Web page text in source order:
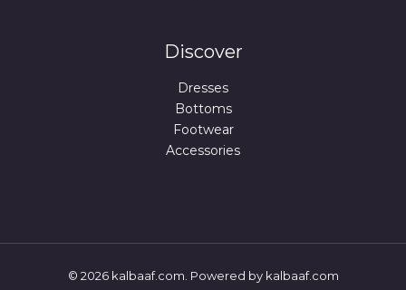
Discover
Dresses
Bottoms
Footwear
Accessories
© 2026 kalbaaf.com. Powered by kalbaaf.com